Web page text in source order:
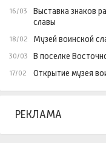
16/03
Выставка знаков
славы
18/02 Музей воинской
30/03 В поселке
17/02 Открытие музея
РЕКЛАМА